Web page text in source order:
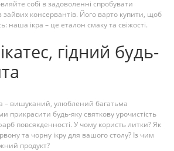
собі в задоволенні спробувати
зайвих консервантів. Його варто купити, щоб
наша ікра – це еталон смаку та свіжості.
гідний будь-
– вишуканий, улюблений багатьма
прикрасити будь-яку святкову урочистість
повсякденності. У чому користь литки? Як
та чорну ікру для вашого столу? Із чим
продукт?